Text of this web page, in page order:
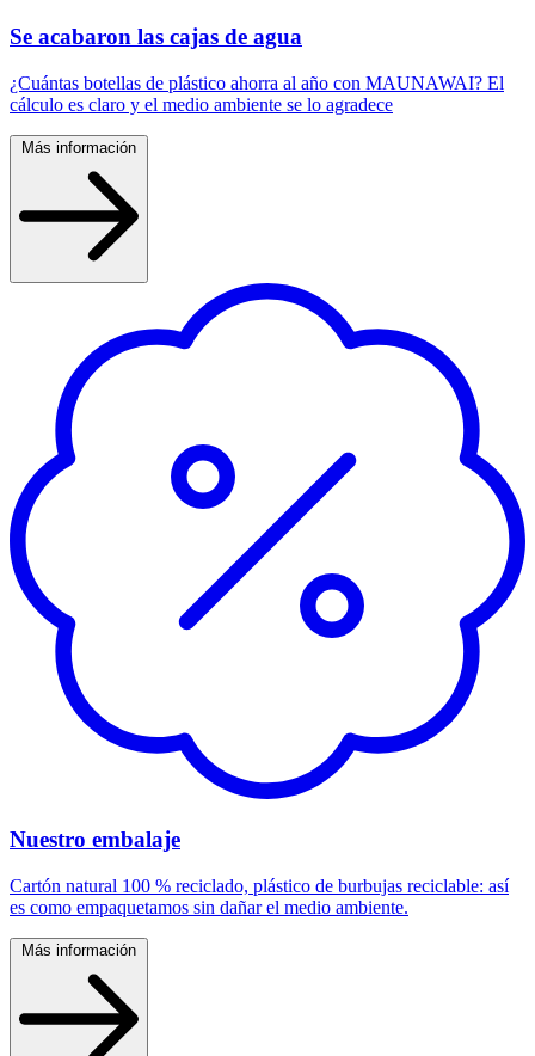
Se acabaron las cajas de agua
¿Cuántas botellas de plástico ahorra al año con MAUNAWAI? El
cálculo es claro y el medio ambiente se lo agradece
Más información
Nuestro embalaje
Cartón natural 100 % reciclado, plástico de burbujas reciclable: así
es como empaquetamos sin dañar el medio ambiente.
Más información